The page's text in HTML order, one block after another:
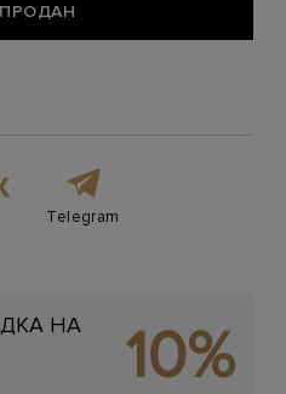
Telegram
НА
10%